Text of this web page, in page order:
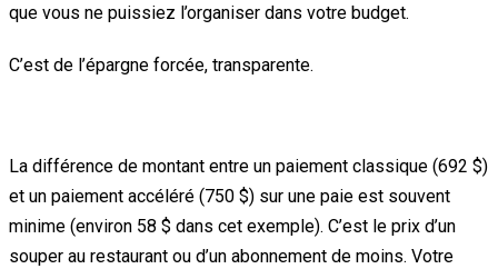
que vous ne puissiez l’organiser dans votre budget.
C’est de l’épargne forcée, transparente.
La différence de montant entre un paiement classique (692 $)
et un paiement accéléré (750 $) sur une paie est souvent
minime (environ 58 $ dans cet exemple). C’est le prix d’un
souper au restaurant ou d’un abonnement de moins. Votre